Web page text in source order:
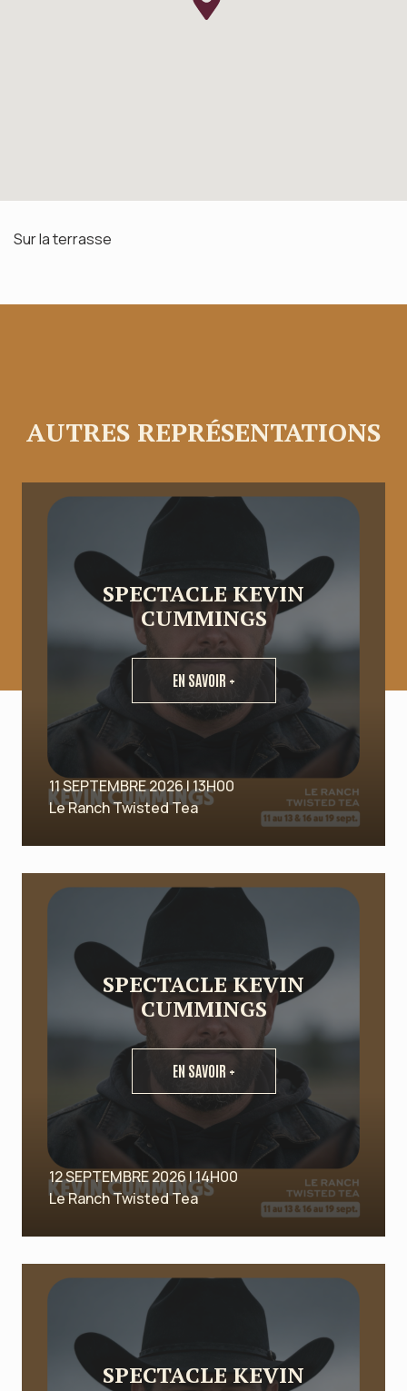
Sur la terrasse
AUTRES REPRÉSENTATIONS
SPECTACLE KEVIN
CUMMINGS
EN SAVOIR +
11 SEPTEMBRE 2026 | 13H00
Le Ranch Twisted Tea
SPECTACLE KEVIN
CUMMINGS
EN SAVOIR +
12 SEPTEMBRE 2026 | 14H00
Le Ranch Twisted Tea
SPECTACLE KEVIN